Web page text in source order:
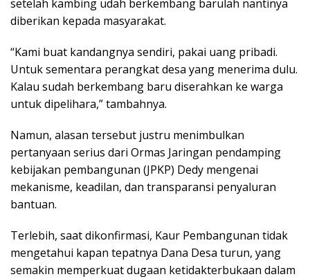
setelah kambing udah berkembang barulah nantinya
diberikan kepada masyarakat.
“Kami buat kandangnya sendiri, pakai uang pribadi.
Untuk sementara perangkat desa yang menerima dulu.
Kalau sudah berkembang baru diserahkan ke warga
untuk dipelihara,” tambahnya.
Namun, alasan tersebut justru menimbulkan
pertanyaan serius dari Ormas Jaringan pendamping
kebijakan pembangunan (JPKP) Dedy mengenai
mekanisme, keadilan, dan transparansi penyaluran
bantuan.
Terlebih, saat dikonfirmasi, Kaur Pembangunan tidak
mengetahui kapan tepatnya Dana Desa turun, yang
semakin memperkuat dugaan ketidakterbukaan dalam